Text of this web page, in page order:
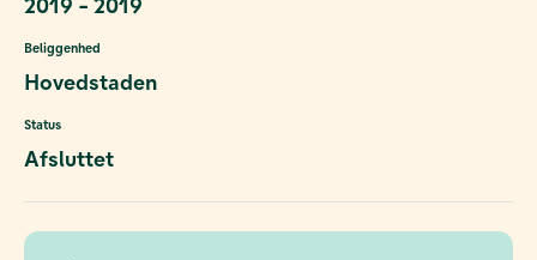
Beliggenhed
Hovedstaden
Status
Afsluttet